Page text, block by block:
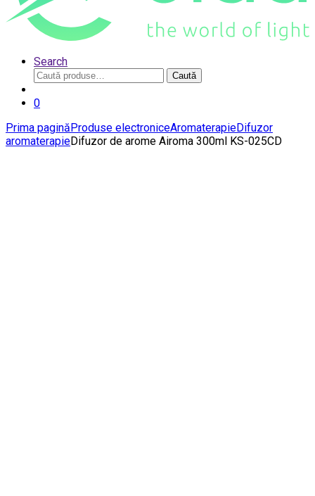
Search
Caută
după:
Caută
0
Prima paginăProduse electroniceAromaterapieDifuzor
aromaterapieDifuzor de arome Airoma 300ml KS-025CD